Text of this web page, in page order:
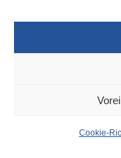
Cookie-
0 SHARES